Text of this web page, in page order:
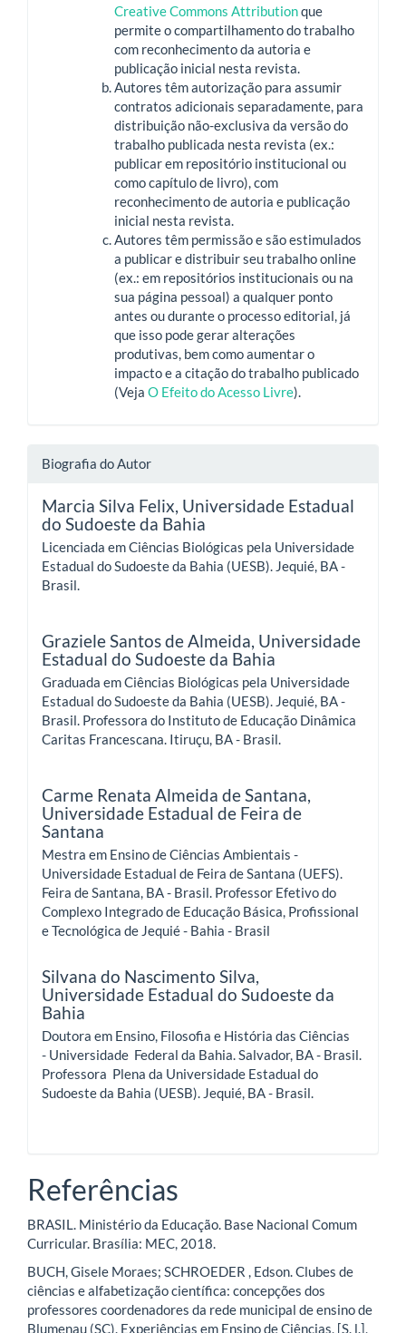
Creative Commons Attributionque
permite o compartilhamento do trabalho
com reconhecimento da autoria e
publicação inicial nesta revista.
Autores têm autorização para assumir
contratos adicionais separadamente, para
distribuição não-exclusiva da versão do
trabalho publicada nesta revista (ex.:
publicar em repositório institucional ou
como capítulo de livro), com
reconhecimento de autoria e publicação
inicial nesta revista.
Autores têm permissão e são estimulados
a publicar e distribuir seu trabalho online
(ex.: em repositórios institucionais ou na
sua página pessoal) a qualquer ponto
antes ou durante o processo editorial, já
que isso pode gerar alterações
produtivas, bem como aumentar o
impacto e a citação do trabalho publicado
(Veja O Efeito do Acesso Livre).
Biografia do Autor
Marcia Silva Felix, Universidade Estadual
do Sudoeste da Bahia
Licenciada em Ciências Biológicas pela Universidade
Estadual do Sudoeste da Bahia (UESB). Jequié, BA -
Brasil.
Graziele Santos de Almeida, Universidade
Estadual do Sudoeste da Bahia
Graduada em Ciências Biológicas pela Universidade
Estadual do Sudoeste da Bahia (UESB). Jequié, BA -
Brasil. Professora do Instituto de Educação Dinâmica
Caritas Francescana. Itiruçu, BA - Brasil.
Carme Renata Almeida de Santana,
Universidade Estadual de Feira de
Santana
Mestra em Ensino de Ciências Ambientais -
Universidade Estadual de Feira de Santana (UEFS).
Feira de Santana, BA - Brasil. Professor Efetivo do
Complexo Integrado de Educação Básica, Profissional
e Tecnológica de Jequié - Bahia - Brasil
Silvana do Nascimento Silva,
Universidade Estadual do Sudoeste da
Bahia
Doutora em Ensino, Filosofia e História das Ciências
- Universidade Federal da Bahia. Salvador, BA - Brasil.
Professora Plena da Universidade Estadual do
Sudoeste da Bahia (UESB). Jequié, BA - Brasil.
Referências
BRASIL. Ministério da Educação. Base Nacional Comum
Curricular. Brasília: MEC, 2018.
BUCH, Gisele Moraes; SCHROEDER , Edson. Clubes de
ciências e alfabetização científica: concepções dos
professores coordenadores da rede municipal de ensino de
Blumenau (SC). Experiências em Ensino de Ciências, [S. l.],